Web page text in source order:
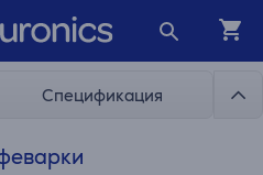
Спецификация